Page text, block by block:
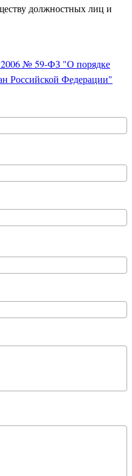
должностных лиц и
№ 59-ФЗ "О порядке
Российской Федерации"